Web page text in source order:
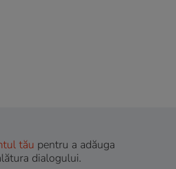
tău pentru a adăuga
dialogului.